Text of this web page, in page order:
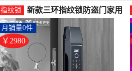
指纹锁
新款三环指纹锁防盗门家用
办公室智能锁具指纹密码锂
电-指纹锁(三环烟台专卖店
仅售2980元)
￥2980
月销量0件